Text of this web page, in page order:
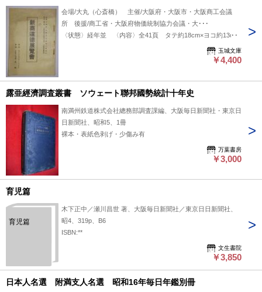
会場/大丸（心斎橋） 主催/大阪府・大阪市・大阪商工会議
所 後援/商工省・大阪府物価統制協力会議・大･･･
〈状態〉経年並 〈内容〉全41頁 タテ約18cm×ヨコ約13cm
玉城文庫
￥4,400
露亜經濟調査叢書 ソウェート聯邦國勢統計十年史
南満州鉄道株式会社總務部調査課編、大阪毎日新聞社・東京日
日新聞社、昭和5、1冊
裸本・表紙色剥げ・少傷み有
万葉書房
￥3,000
育児篇
育児篇
木下正中／瀬川昌世 著、大阪毎日新聞社／東京日日新聞社、
昭4、319p、B6
ISBN:**
文生書院
￥3,850
日本人名選 附満支人名選 昭和16年毎日年鑑別冊